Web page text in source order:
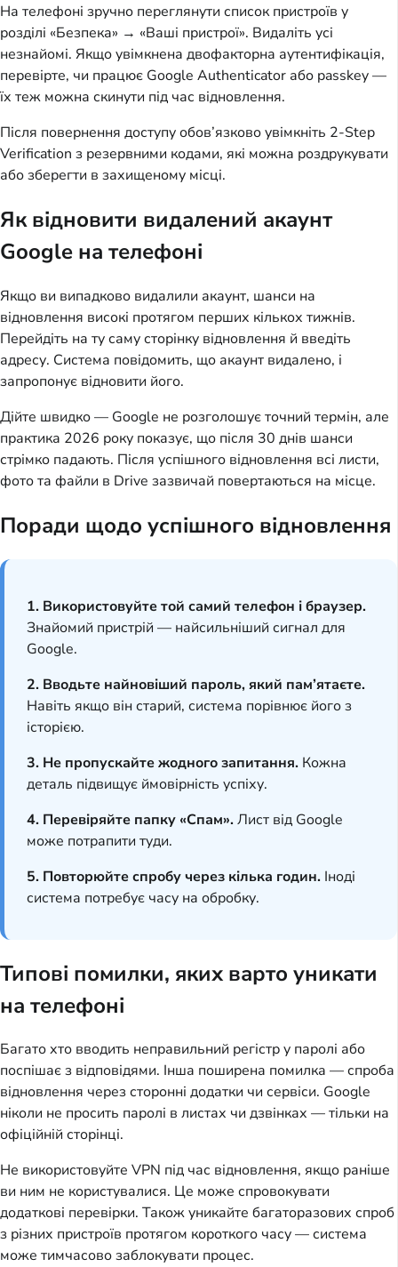
На телефоні зручно переглянути список пристроїв у
розділі «Безпека» → «Ваші пристрої». Видаліть усі
незнайомі. Якщо увімкнена двофакторна аутентифікація,
перевірте, чи працює Google Authenticator або passkey —
їх теж можна скинути під час відновлення.
Після повернення доступу обов’язково увімкніть 2-Step
Verification з резервними кодами, які можна роздрукувати
або зберегти в захищеному місці.
Як відновити видалений акаунт
Google на телефоні
Якщо ви випадково видалили акаунт, шанси на
відновлення високі протягом перших кількох тижнів.
Перейдіть на ту саму сторінку відновлення й введіть
адресу. Система повідомить, що акаунт видалено, і
запропонує відновити його.
Дійте швидко — Google не розголошує точний термін, але
практика 2026 року показує, що після 30 днів шанси
стрімко падають. Після успішного відновлення всі листи,
фото та файли в Drive зазвичай повертаються на місце.
Поради щодо успішного відновлення
1. Використовуйте той самий телефон і браузер.
Знайомий пристрій — найсильніший сигнал для
Google.
2. Вводьте найновіший пароль, який пам’ятаєте.
Навіть якщо він старий, система порівнює його з
історією.
3. Не пропускайте жодного запитання. Кожна
деталь підвищує ймовірність успіху.
4. Перевіряйте папку «Спам».Лист від Google
може потрапити туди.
5. Повторюйте спробу через кілька годин. Іноді
система потребує часу на обробку.
Типові помилки, яких варто уникати
на телефоні
Багато хто вводить неправильний регістр у паролі або
поспішає з відповідями. Інша поширена помилка — спроба
відновлення через сторонні додатки чи сервіси. Google
ніколи не просить паролі в листах чи дзвінках — тільки на
офіційній сторінці.
Не використовуйте VPN під час відновлення, якщо раніше
ви ним не користувалися. Це може спровокувати
додаткові перевірки. Також уникайте багаторазових спроб
з різних пристроїв протягом короткого часу — система
може тимчасово заблокувати процес.